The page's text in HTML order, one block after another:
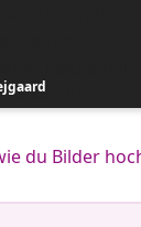
du Bilder